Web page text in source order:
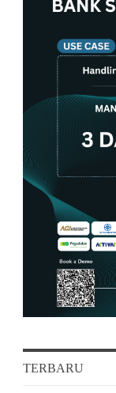
TERBARU